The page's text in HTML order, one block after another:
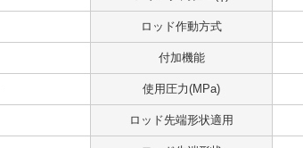
ロッド作動方式
付加機能
使用圧力(MPa)
ロッド先端形状適用